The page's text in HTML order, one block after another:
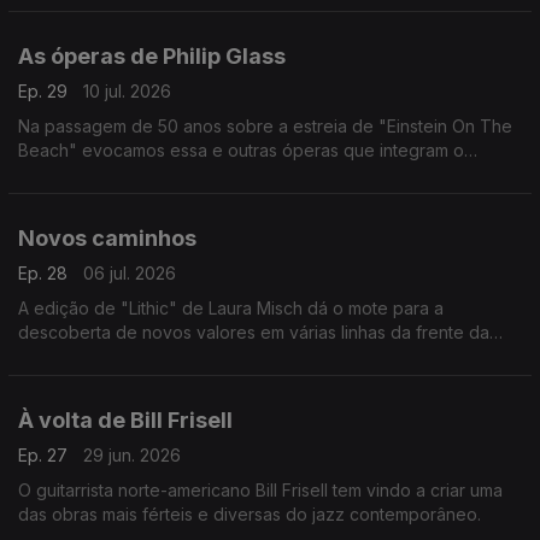
As óperas de Philip Glass
Ep. 29
10 jul. 2026
Na passagem de 50 anos sobre a estreia de "Einstein On The
Beach" evocamos essa e outras óperas que integram o
Novos caminhos
Ep. 28
06 jul. 2026
A edição de "Lithic" de Laura Misch dá o mote para a
descoberta de novos valores em várias linhas da frente da
À volta de Bill Frisell
Ep. 27
29 jun. 2026
O guitarrista norte-americano Bill Frisell tem vindo a criar uma
das obras mais férteis e diversas do jazz contemporâneo.